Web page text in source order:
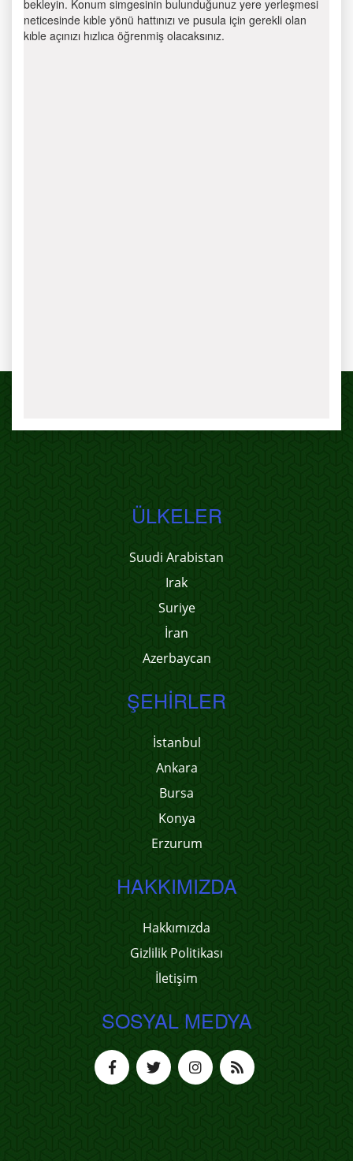
bekleyin. Konum simgesinin bulunduğunuz yere yerleşmesi
neticesinde kıble yönü hattınızı ve pusula için gerekli olan
kıble açınızı hızlıca öğrenmiş olacaksınız.
ÜLKELER
Suudi Arabistan
Irak
Suriye
İran
Azerbaycan
ŞEHIRLER
İstanbul
Ankara
Bursa
Konya
Erzurum
HAKKIMIZDA
Hakkımızda
Gizlilik Politikası
İletişim
SOSYAL MEDYA